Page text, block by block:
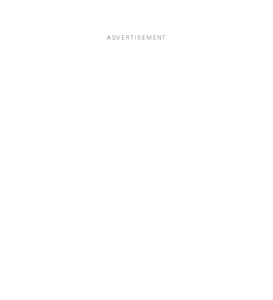
ADVERTISEMENT